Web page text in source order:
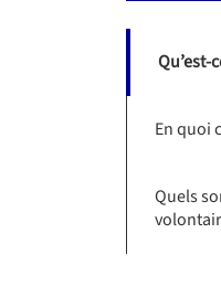
Qu’est-
En quoi
Quels